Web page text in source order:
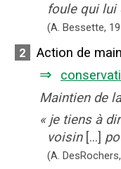
foule qui lui
(A. Bessette,
2 Action de
⇒
Maintien de
« je tiens à
voisin [...]
(A. DesRochers,